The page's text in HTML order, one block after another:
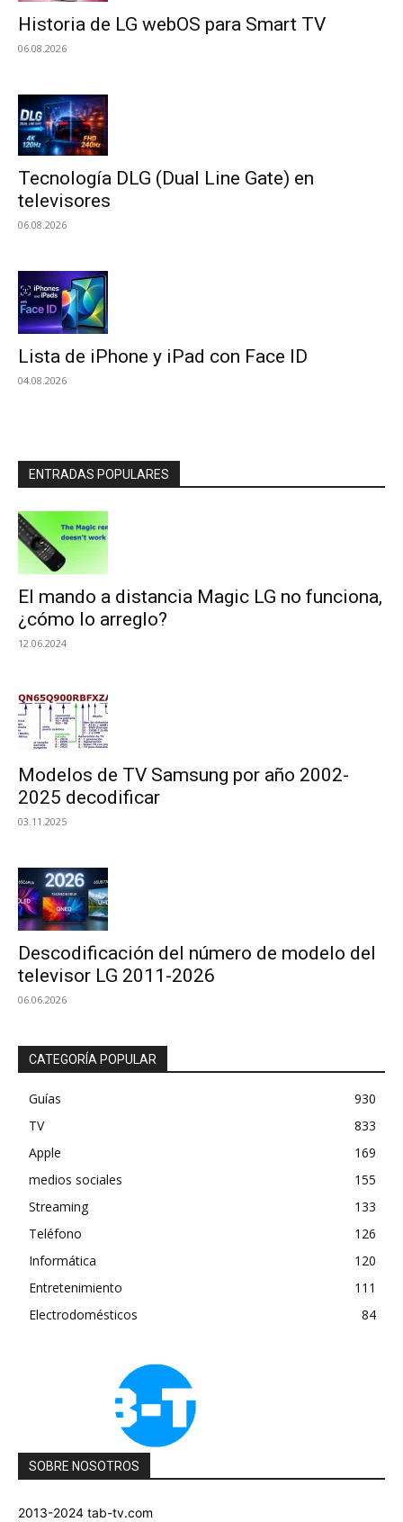
Historia de LG webOS para Smart TV
06.08.2026
Tecnología DLG (Dual Line Gate) en
televisores
06.08.2026
Lista de iPhone y iPad con Face ID
04.08.2026
ENTRADAS POPULARES
El mando a distancia Magic LG no funciona,
¿cómo lo arreglo?
12.06.2024
Modelos de TV Samsung por año 2002-
2025 decodificar
03.11.2025
Descodificación del número de modelo del
televisor LG 2011-2026
06.06.2026
CATEGORÍA POPULAR
Guías
930
TV
833
Apple
169
medios sociales
155
Streaming
133
Teléfono
126
Informática
120
Entretenimiento
111
Electrodomésticos
84
SOBRE NOSOTROS
2013-2024 tab-tv.com